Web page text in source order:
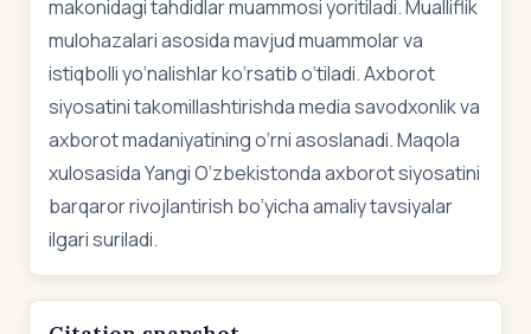
makonidagi tahdidlar muammosi yoritiladi. Mualliflik
mulohazalari asosida mavjud muammolar va
istiqbolli yo‘nalishlar ko‘rsatib o‘tiladi. Axborot
siyosatini takomillashtirishda media savodxonlik va
axborot madaniyatining o‘rni asoslanadi. Maqola
xulosasida Yangi O‘zbekistonda axborot siyosatini
barqaror rivojlantirish bo‘yicha amaliy tavsiyalar
ilgari suriladi.